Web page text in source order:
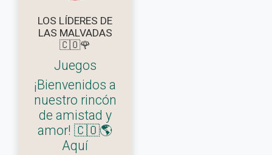
LOS LÍDERES DE
LAS MALVADAS
🇨🇴🌹
Juegos
¡Bienvenidos a
nuestro rincón
de amistad y
amor! 🇨🇴🌎
Aquí